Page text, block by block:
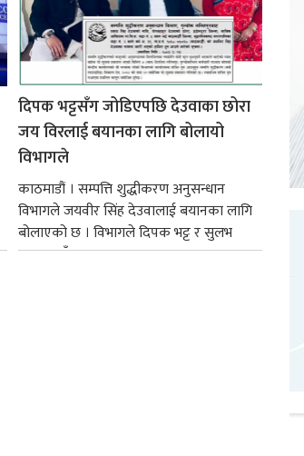
दिपक भट्टसँग जोडिएपछि देउवाका छोरा
जय विरलाई बयानका लागि बोलायो
विभागले
काठमाडौं । सम्पत्ति शुद्धीकरण अनुसन्धान
विभागले जयवीर सिंह देउवालाई बयानका लागि
बोलाएको छ । विभागले दिपक भट्ट र सुलभ
अग्रवालसँग...